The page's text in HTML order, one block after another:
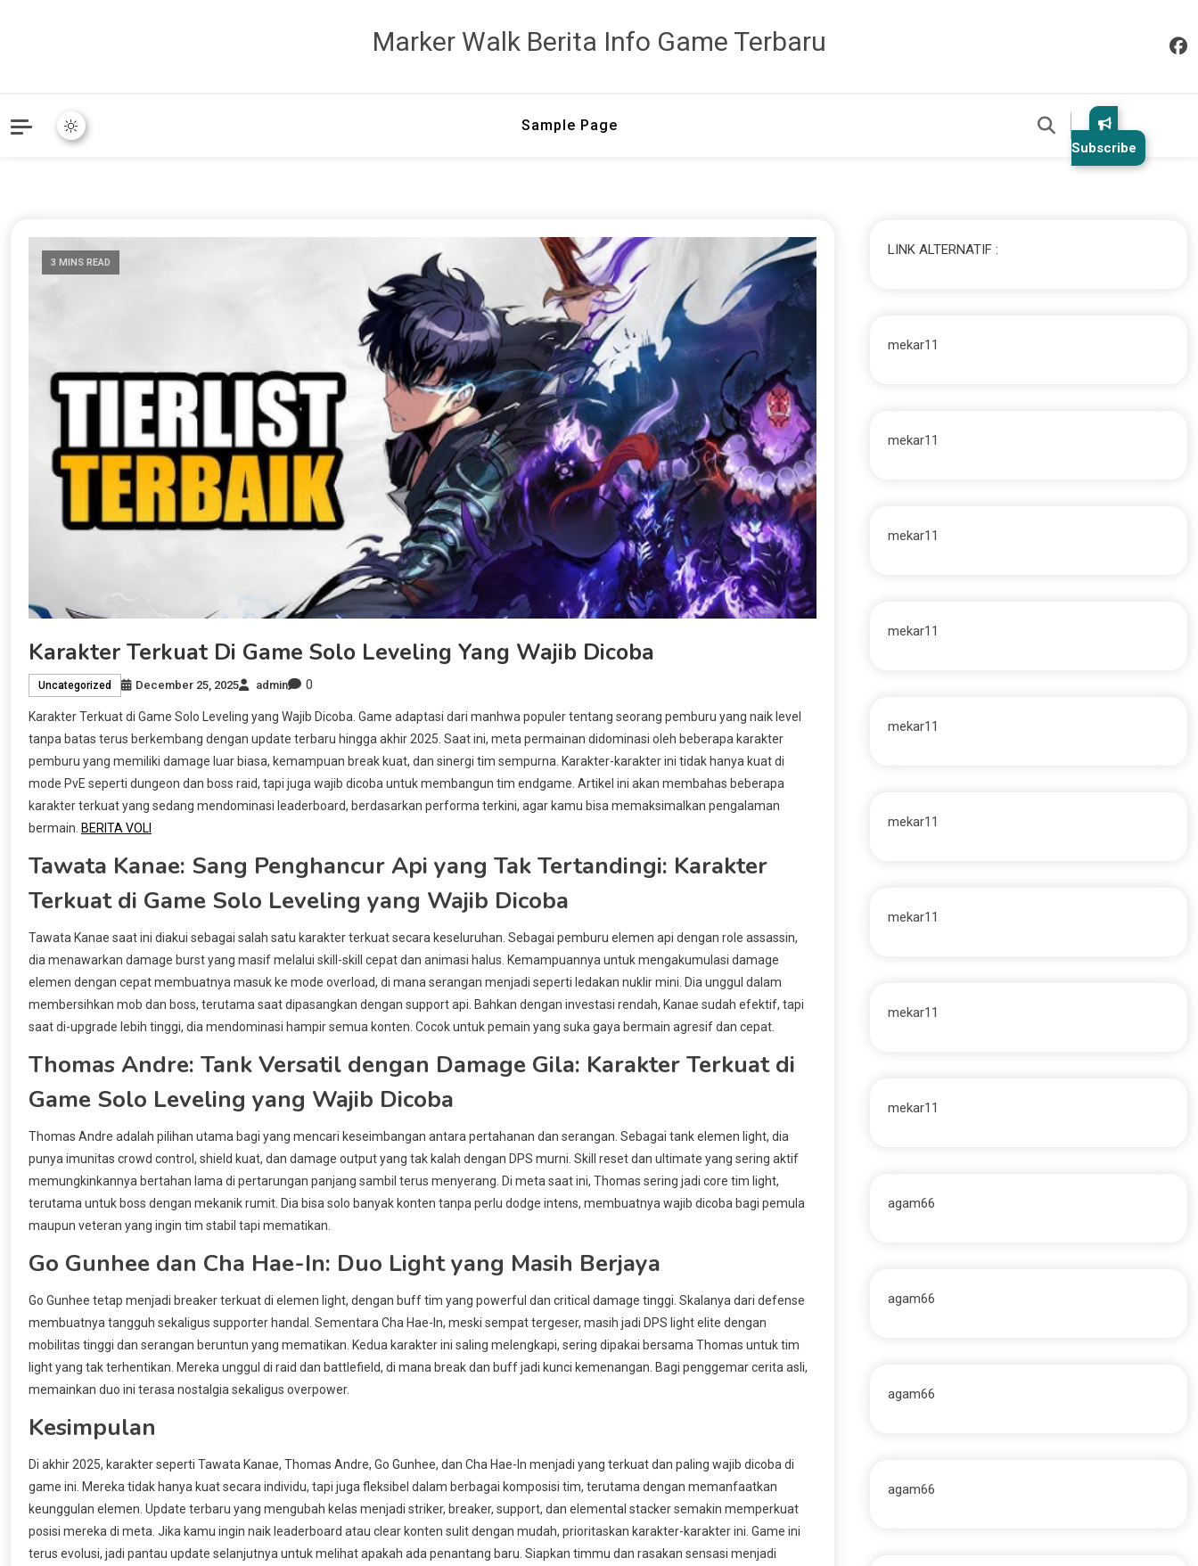
Marker Walk Berita Info Game Terbaru
Sample Page
Subscribe
3 MINS READ
Karakter Terkuat Di Game Solo Leveling Yang Wajib Dicoba
Uncategorized December 25, 2025 admin 0
Karakter Terkuat di Game Solo Leveling yang Wajib Dicoba. Game adaptasi dari manhwa populer tentang seorang pemburu yang naik level
tanpa batas terus berkembang dengan update terbaru hingga akhir 2025. Saat ini, meta permainan didominasi oleh beberapa karakter
pemburu yang memiliki damage luar biasa, kemampuan break kuat, dan sinergi tim sempurna. Karakter-karakter ini tidak hanya kuat di
mode PvE seperti dungeon dan boss raid, tapi juga wajib dicoba untuk membangun tim endgame. Artikel ini akan membahas beberapa
karakter terkuat yang sedang mendominasi leaderboard, berdasarkan performa terkini, agar kamu bisa memaksimalkan pengalaman
bermain. BERITA VOLI
Tawata Kanae: Sang Penghancur Api yang Tak Tertandingi: Karakter
Terkuat di Game Solo Leveling yang Wajib Dicoba
Tawata Kanae saat ini diakui sebagai salah satu karakter terkuat secara keseluruhan. Sebagai pemburu elemen api dengan role assassin,
dia menawarkan damage burst yang masif melalui skill-skill cepat dan animasi halus. Kemampuannya untuk mengakumulasi damage
elemen dengan cepat membuatnya masuk ke mode overload, di mana serangan menjadi seperti ledakan nuklir mini. Dia unggul dalam
membersihkan mob dan boss, terutama saat dipasangkan dengan support api. Bahkan dengan investasi rendah, Kanae sudah efektif, tapi
saat di-upgrade lebih tinggi, dia mendominasi hampir semua konten. Cocok untuk pemain yang suka gaya bermain agresif dan cepat.
Thomas Andre: Tank Versatil dengan Damage Gila: Karakter Terkuat di
Game Solo Leveling yang Wajib Dicoba
Thomas Andre adalah pilihan utama bagi yang mencari keseimbangan antara pertahanan dan serangan. Sebagai tank elemen light, dia
punya imunitas crowd control, shield kuat, dan damage output yang tak kalah dengan DPS murni. Skill reset dan ultimate yang sering aktif
memungkinkannya bertahan lama di pertarungan panjang sambil terus menyerang. Di meta saat ini, Thomas sering jadi core tim light,
terutama untuk boss dengan mekanik rumit. Dia bisa solo banyak konten tanpa perlu dodge intens, membuatnya wajib dicoba bagi pemula
maupun veteran yang ingin tim stabil tapi mematikan.
Go Gunhee dan Cha Hae-In: Duo Light yang Masih Berjaya
Go Gunhee tetap menjadi breaker terkuat di elemen light, dengan buff tim yang powerful dan critical damage tinggi. Skalanya dari defense
membuatnya tangguh sekaligus supporter handal. Sementara Cha Hae-In, meski sempat tergeser, masih jadi DPS light elite dengan
mobilitas tinggi dan serangan beruntun yang mematikan. Kedua karakter ini saling melengkapi, sering dipakai bersama Thomas untuk tim
light yang tak terhentikan. Mereka unggul di raid dan battlefield, di mana break dan buff jadi kunci kemenangan. Bagi penggemar cerita asli,
memainkan duo ini terasa nostalgia sekaligus overpower.
Kesimpulan
Di akhir 2025, karakter seperti Tawata Kanae, Thomas Andre, Go Gunhee, dan Cha Hae-In menjadi yang terkuat dan paling wajib dicoba di
game ini. Mereka tidak hanya kuat secara individu, tapi juga fleksibel dalam berbagai komposisi tim, terutama dengan memanfaatkan
keunggulan elemen. Update terbaru yang mengubah kelas menjadi striker, breaker, support, dan elemental stacker semakin memperkuat
posisi mereka di meta. Jika kamu ingin naik leaderboard atau clear konten sulit dengan mudah, prioritaskan karakter-karakter ini. Game ini
terus evolusi, jadi pantau update selanjutnya untuk melihat apakah ada penantang baru. Siapkan timmu dan rasakan sensasi menjadi
LINK ALTERNATIF :
mekar11
mekar11
mekar11
mekar11
mekar11
mekar11
mekar11
mekar11
mekar11
agam66
agam66
agam66
agam66